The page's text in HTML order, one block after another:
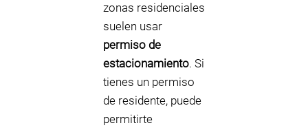
zonas residenciales
suelen usar
permiso de
estacionamiento. Si
tienes un permiso
de residente, puede
permitirte